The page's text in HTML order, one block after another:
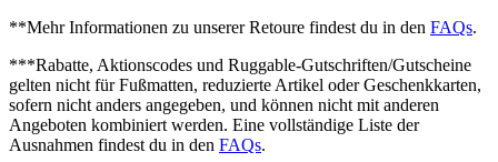
**Mehr Informationen zu unserer Retoure findest du in den FAQs.
***Rabatte, Aktionscodes und Ruggable-Gutschriften/Gutscheine
gelten nicht für Fußmatten, reduzierte Artikel oder Geschenkkarten,
sofern nicht anders angegeben, und können nicht mit anderen
Angeboten kombiniert werden. Eine vollständige Liste der
Ausnahmen findest du in den FAQs.